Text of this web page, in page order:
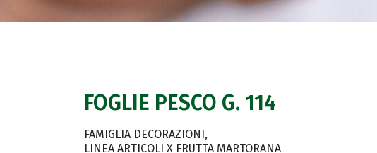
FOGLIE PESCO G. 114
FAMIGLIA DECORAZIONI
LINEA ARTICOLI X FRUTTA MARTORANA